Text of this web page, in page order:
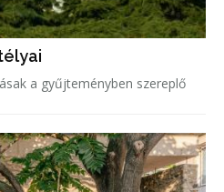
a gyűjteményben szereplő